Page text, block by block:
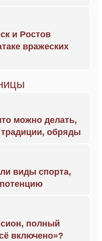
и Ростов
вражеских
можно делать,
обряды
виды спорта,
полный
включено»?